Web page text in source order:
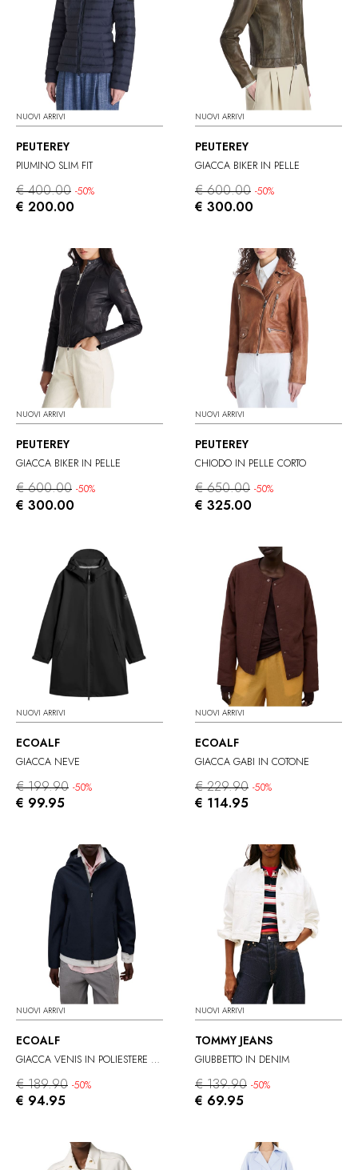
NUOVI ARRIVI
PEUTEREY
PIUMINO SLIM FIT
€ 400.00 -50%
€ 200.00
NUOVI ARRIVI
PEUTEREY
GIACCA BIKER IN PELLE
€ 600.00 -50%
€ 300.00
NUOVI ARRIVI
PEUTEREY
GIACCA BIKER IN PELLE
€ 600.00 -50%
€ 300.00
NUOVI ARRIVI
PEUTEREY
CHIODO IN PELLE CORTO
€ 650.00 -50%
€ 325.00
NUOVI ARRIVI
ECOALF
GIACCA NEVE
€ 199.90 -50%
€ 99.95
NUOVI ARRIVI
ECOALF
GIACCA GABI IN COTONE
€ 229.90 -50%
€ 114.95
NUOVI ARRIVI
ECOALF
GIACCA VENIS IN POLIESTERE RICICLATO
€ 189.90 -50%
€ 94.95
NUOVI ARRIVI
TOMMY JEANS
GIUBBETTO IN DENIM
€ 139.90 -50%
€ 69.95